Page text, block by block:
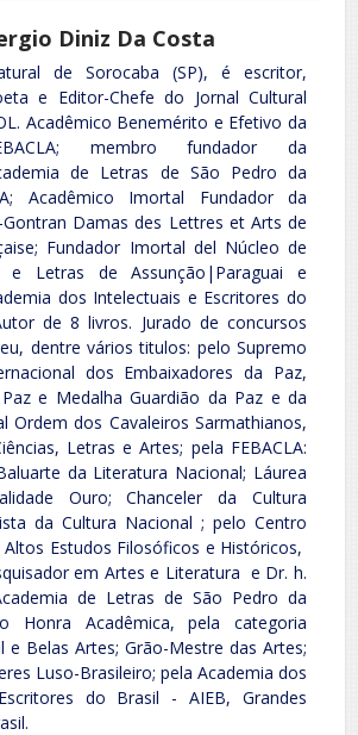
Diniz Da Costa
de Sorocaba (SP), é escritor,
e Editor-Chefe do Jornal Cultural
Acadêmico Benemérito e Efetivo da
membro fundador da
de Letras de São Pedro da
Acadêmico Imortal Fundador da
Damas des Lettres et Arts de
Fundador Imortal del Núcleo de
e Letras de Assunção|Paraguai e
dos Intelectuais e Escritores do
de 8 livros. Jurado de concursos
dentre vários titulos: pelo Supremo
dos Embaixadores da Paz,
e Medalha Guardião da Paz e da
Ordem dos Cavaleiros Sarmathianos,
Letras e Artes; pela FEBACLA:
da Literatura Nacional; Láurea
Ouro; Chanceler da Cultura
da Cultura Nacional ; pelo Centro
Estudos Filosóficos e Históricos,
em Artes e Literatura e Dr. h.
de Letras de São Pedro da
Honra Acadêmica, pela categoria
e Belas Artes; Grão-Mestre das Artes;
Luso-Brasileiro; pela Academia dos
do Brasil - AIEB, Grandes